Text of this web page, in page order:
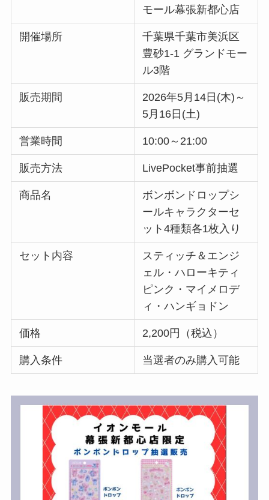
モール幕張新都心店
開催場所
千葉県千葉市美浜区
豊砂1-1 グランドモー
ル3階
販売期間
2026年5月14日(木)～
5月16日(土)
営業時間 10:00～21:00
販売方法 LivePocket事前抽選
商品名
ボンボンドロップシ
ールキャラクターセ
ット4種類各1枚入り
セット内容
スティッチ＆エンジ
ェル・ハローキティ
ピンク・マイメロデ
ィ・ハンギョドン
価格 2,200円（税込）
購入条件 当選者のみ購入可能